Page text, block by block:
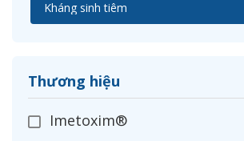
Thương hiệu
Imetoxim®